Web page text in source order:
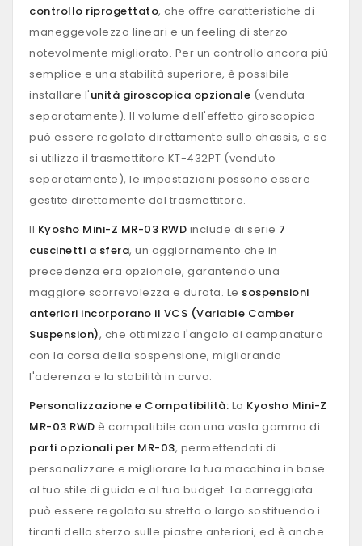
controllo riprogettato, che offre caratteristiche di
maneggevolezza lineari e un feeling di sterzo
notevolmente migliorato. Per un controllo ancora più
semplice e una stabilità superiore, è possibile
installare l'unità giroscopica opzionale (venduta
separatamente). Il volume dell'effetto giroscopico
può essere regolato direttamente sullo chassis, e se
si utilizza il trasmettitore KT-432PT (venduto
separatamente), le impostazioni possono essere
gestite direttamente dal trasmettitore.
Il Kyosho Mini-Z MR-03 RWD include di serie 7
cuscinetti a sfera, un aggiornamento che in
precedenza era opzionale, garantendo una
maggiore scorrevolezza e durata. Le sospensioni
anteriori incorporano il VCS (Variable Camber
Suspension), che ottimizza l'angolo di campanatura
con la corsa della sospensione, migliorando
l'aderenza e la stabilità in curva.
Personalizzazione e Compatibilità: La Kyosho Mini-Z
MR-03 RWD è compatibile con una vasta gamma di
parti opzionali per MR-03, permettendoti di
personalizzare e migliorare la tua macchina in base
al tuo stile di guida e al tuo budget. La carreggiata
può essere regolata su stretto o largo sostituendo i
tiranti dello sterzo sulle piastre anteriori, ed è anche